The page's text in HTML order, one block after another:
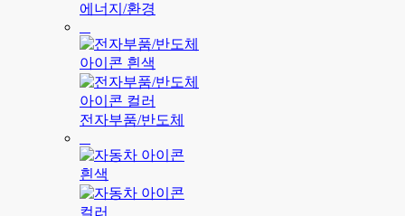
에너지/환경
전자부품/반도체